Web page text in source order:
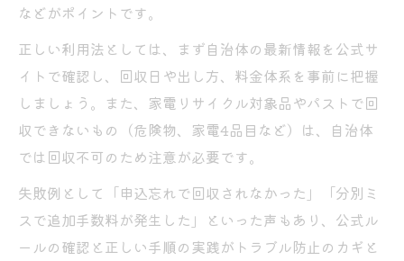
などがポイントです。
正しい利用法としては、まず自治体の最新情報を公式サ
イトで確認し、回収日や出し方、料金体系を事前に把握
しましょう。また、家電リサイクル対象品やパストで回
収できないもの（危険物、家電4品目など）は、自治体
では回収不可のため注意が必要です。
失敗例として「申込忘れで回収されなかった」「分別ミ
スで追加手数料が発生した」といった声もあり、公式ル
ールの確認と正しい手順の実践がトラブル防止のカギと